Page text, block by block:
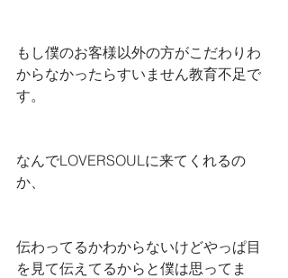
もし僕のお客様以外の方がこだわりわ
からなかったらすいません教育不足で
す。
なんでLOVERSOULに来てくれるの
か、
伝わってるかわからないけどやっぱ目
を見て伝えてるからと僕は思ってま